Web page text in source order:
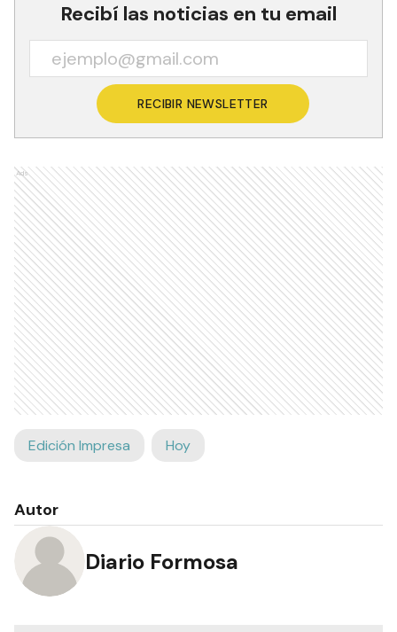
Recibí las noticias en tu email
RECIBIR NEWSLETTER
Ads
Edición Impresa Hoy
Autor
Diario Formosa